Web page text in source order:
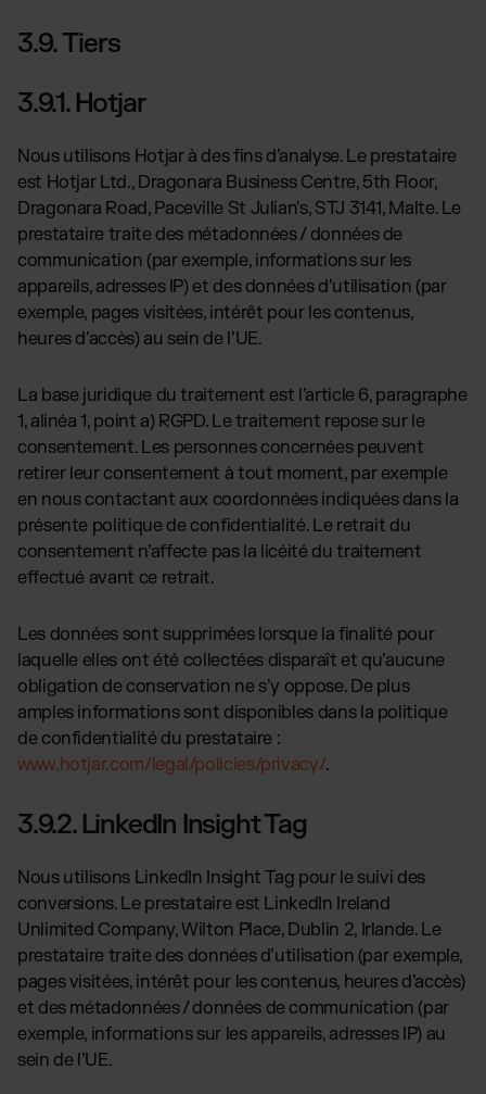
3.9. Tiers
3.9.1. Hotjar
Nous utilisons Hotjar à des fins d’analyse. Le prestataire
est Hotjar Ltd., Dragonara Business Centre, 5th Floor,
Dragonara Road, Paceville St Julian's, STJ 3141, Malte. Le
prestataire traite des métadonnées / données de
communication (par exemple, informations sur les
appareils, adresses IP) et des données d’utilisation (par
exemple, pages visitées, intérêt pour les contenus,
heures d’accès) au sein de l’UE.
La base juridique du traitement est l’article 6, paragraphe
1, alinéa 1, point a) RGPD. Le traitement repose sur le
consentement. Les personnes concernées peuvent
retirer leur consentement à tout moment, par exemple
en nous contactant aux coordonnées indiquées dans la
présente politique de confidentialité. Le retrait du
consentement n’affecte pas la licéité du traitement
effectué avant ce retrait.
Les données sont supprimées lorsque la finalité pour
laquelle elles ont été collectées disparaît et qu’aucune
obligation de conservation ne s’y oppose. De plus
amples informations sont disponibles dans la politique
de confidentialité du prestataire :
www.hotjar.com/legal/policies/privacy/.
3.9.2. LinkedIn Insight Tag
Nous utilisons LinkedIn Insight Tag pour le suivi des
conversions. Le prestataire est LinkedIn Ireland
Unlimited Company, Wilton Place, Dublin 2, Irlande. Le
prestataire traite des données d’utilisation (par exemple,
pages visitées, intérêt pour les contenus, heures d’accès)
et des métadonnées / données de communication (par
exemple, informations sur les appareils, adresses IP) au
sein de l’UE.